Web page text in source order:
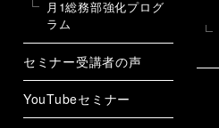
月1総務部強化プログ
ラム
セミナー受講者の声
YouTubeセミナー